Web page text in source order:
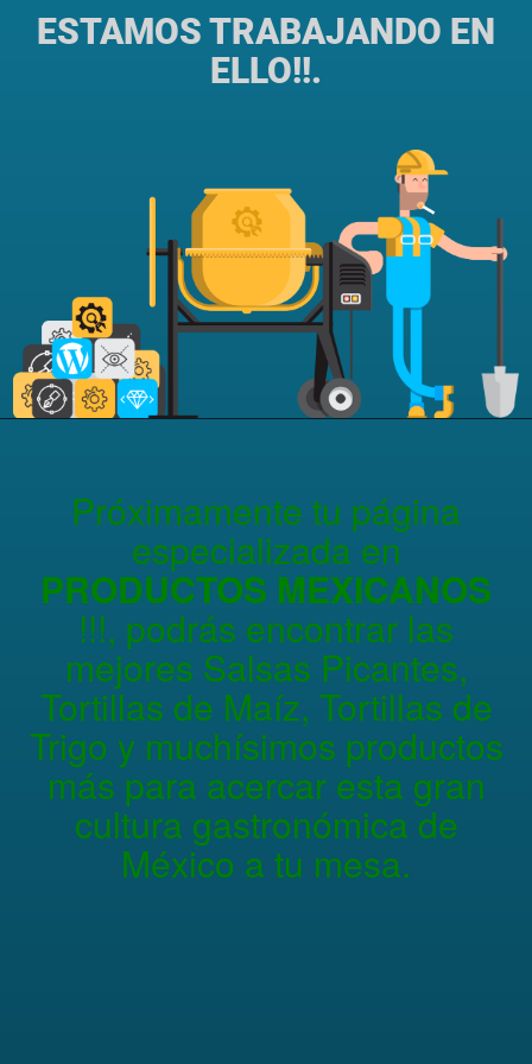
ESTAMOS TRABAJANDO EN
ELLO!!.
Próximamente tu página
especializada en
PRODUCTOS MEXICANOS
!!!, podrás encontrar las
mejores Salsas Picantes,
Tortillas de Maíz, Tortillas de
Trigo y muchísimos productos
más para acercar esta gran
cultura gastronómica de
México a tu mesa.